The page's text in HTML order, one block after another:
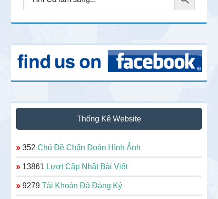
Thống Kê Website
» 352Chủ Đề Chẩn Đoán Hình Ảnh
» 13861 Lượt Cập Nhật Bài Viết
» 9279Tài Khoản Đã Đăng Ký